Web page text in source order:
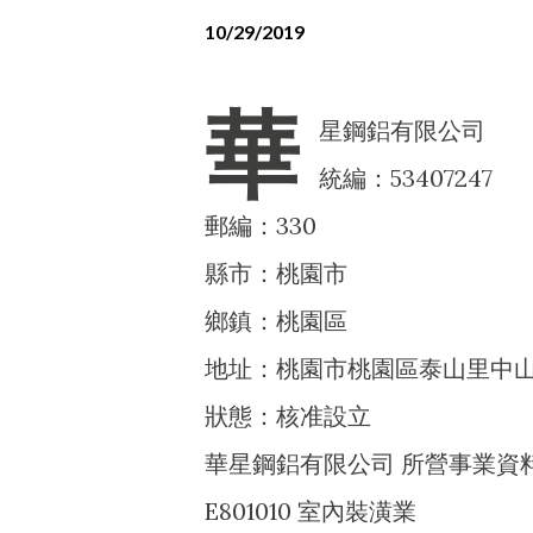
10/29/2019
華
星鋼鋁有限公司
統編：53407247
郵編：330
縣市：桃園市
鄉鎮：桃園區
地址：桃園市桃園區泰山里中
狀態：核准設立
華星鋼鋁有限公司 所營事業資
E801010 室內裝潢業